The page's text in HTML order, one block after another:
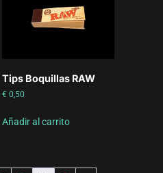
Tips Boquillas RAW
€ 0,50
Añadir al carrito